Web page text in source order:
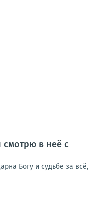
в неё с
Богу и судьбе за всё,